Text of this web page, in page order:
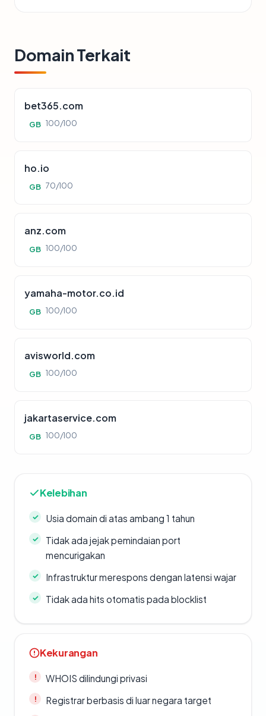
Domain Terkait
bet365.com
GB 100/100
ho.io
GB 70/100
anz.com
GB 100/100
yamaha-motor.co.id
GB 100/100
avisworld.com
GB 100/100
jakartaservice.com
GB 100/100
Kelebihan
Usia domain di atas ambang 1 tahun
Tidak ada jejak pemindaian port
mencurigakan
Infrastruktur merespons dengan latensi wajar
Tidak ada hits otomatis pada blocklist
Kekurangan
WHOIS dilindungi privasi
Registrar berbasis di luar negara target